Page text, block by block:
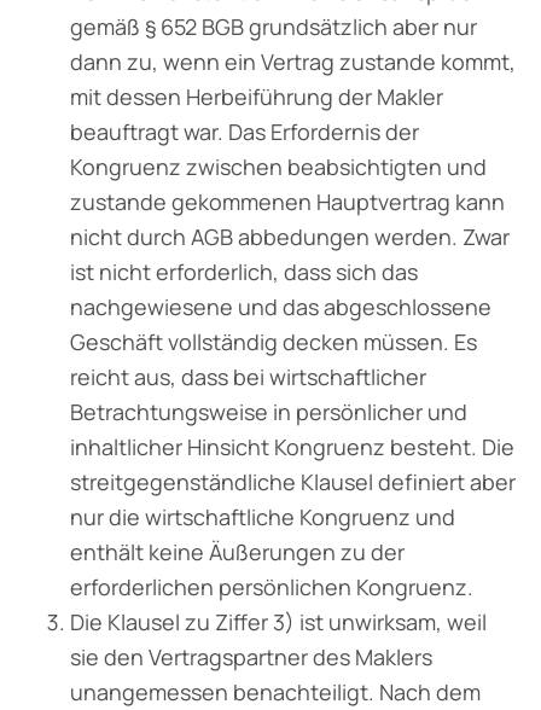
gemäß § 652 BGB grundsätzlich aber nur
dann zu, wenn ein Vertrag zustande kommt,
mit dessen Herbeiführung der Makler
beauftragt war. Das Erfordernis der
Kongruenz zwischen beab­sichtigten und
zustande gekommenen Hauptvertrag kann
nicht durch AGB abbedungen werden. Zwar
ist nicht erforderlich, dass sich das
nachgewiesene und das abgeschlossene
Geschäft vollständig decken müssen. Es
reicht aus, dass bei wirtschaftlicher
Betrachtungs­weise in persönlicher und
inhaltlicher Hinsicht Kongruenz besteht. Die
streitgegenständ­liche Klausel definiert aber
nur die wirtschaftliche Kongruenz und
enthält keine Äußerungen zu der
erforderlichen persönlichen Kongruenz.
Die Klausel zu Ziffer 3) ist unwirksam, weil
sie den Vertragspartner des Maklers
unange­messen benachteiligt. Nach dem